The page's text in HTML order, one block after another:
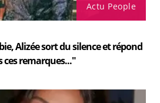
Actu People
Alizée sort du silence et répond
ces remarques..."